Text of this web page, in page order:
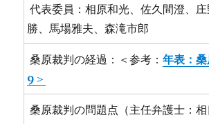
代表委員：相原和光、佐久間澄、
勝、馬場雅夫、森滝市郎
桑原裁判の経過：＜参考：年表：
9 ＞
桑原裁判の問題点（主任弁護士：相